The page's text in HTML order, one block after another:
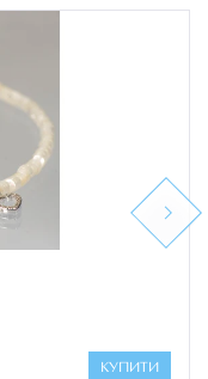
КУПИТИ
Next